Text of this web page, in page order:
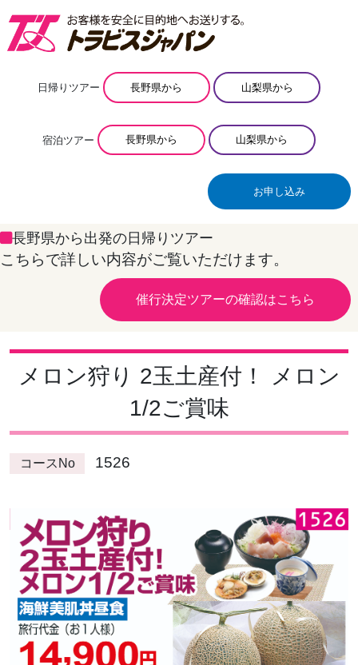
日帰りツアー 長野県から 山梨県から
宿泊ツアー 長野県から 山梨県から
お申し込み
長野県から出発の日帰りツアー
こちらで詳しい内容がご覧いただけます。
催行決定ツアーの確認はこちら
メロン狩り 2玉土産付！ メロン
1/2ご賞味
コースNo 1526